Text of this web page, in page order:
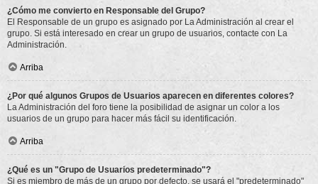
¿Cómo me convierto en Responsable del Grupo?
El Responsable de un grupo es asignado por La Administración al crear el
grupo. Si está interesado en crear un grupo de usuarios, contacte con La
Administración.
Arriba
¿Por qué algunos Grupos de Usuarios aparecen en diferentes colores?
La Administración del foro tiene la posibilidad de asignar un color a los
usuarios de un grupo para hacer más fácil su identificación.
Arriba
¿Qué es un "Grupo de Usuarios predeterminado"?
Si es miembro de más de un grupo por defecto, se usará el "predeterminado"